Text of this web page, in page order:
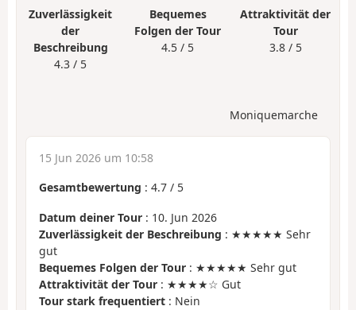
Zuverlässigkeit
der
Beschreibung
4.3 / 5
Bequemes
Folgen der Tour
4.5 / 5
Attraktivität der
Tour
3.8 / 5
Moniquemarche
15 Jun 2026 um 10:58
Gesamtbewertung : 4.7 / 5
Datum deiner Tour : 10. Jun 2026
Zuverlässigkeit der Beschreibung : ★★★★★ Sehr
gut
Bequemes Folgen der Tour : ★★★★★ Sehr gut
Attraktivität der Tour : ★★★★☆ Gut
Tour stark frequentiert : Nein